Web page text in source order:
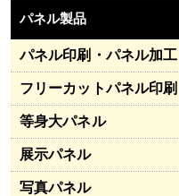
パネル製品
パネル印刷・パネル加工
フリーカットパネル印刷
等身大パネル
展示パネル
写真パネル